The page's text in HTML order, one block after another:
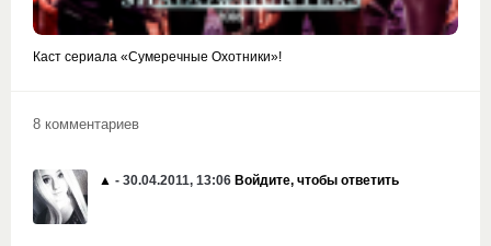
Каст сериала «Сумеречные Охотники»!
8 комментариев
▲ - 30.04.2011, 13:06 Войдите, чтобы ответить